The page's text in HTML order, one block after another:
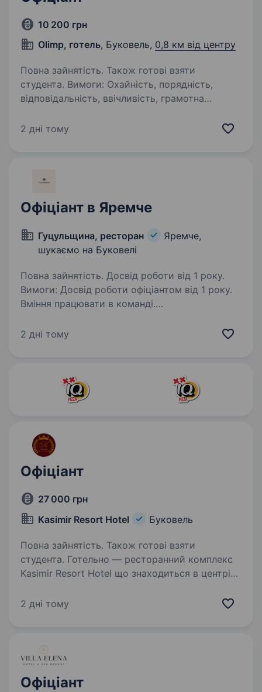
10 200 грн
Оlimp, готель, Буковель, 0,8 км від центру
Повна зайнятість. Також готові взяти
студента. Вимоги: Охайність, порядність,
відповідальність, ввічливість, грамотна
графік: тиждень через тиждень Проживання
2 дні тому
Офіціант в Яремче
Гуцульщина, ресторан
Яремче,
шукаємо на Буковелі
Повна зайнятість. Досвід роботи від 1 року.
Вимоги: Досвід роботи офіціантом від 1 року.
Вміння працювати в команді.
працювати в умовах великого потоку клієнтів.
2 дні тому
Офіціант
27 000 грн
Kasimir Resort Hotel
Буковель
Повна зайнятість. Також готові взяти
студента. Готельно — ресторанний комплекс
Kasimir Resort Hotel що знаходиться в центрі
Ми цінуємо наших гостей та дбаємо про їх
2 дні тому
Офіціант